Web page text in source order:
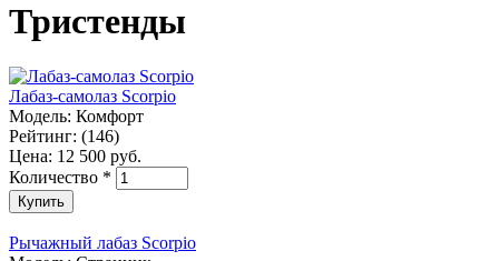
Тристенды
Лабаз-самолаз Scorpio
Модель: Комфорт
Рейтинг: (146)
Цена: 12 500 руб.
Количество *
Рычажный лабаз Scorpio